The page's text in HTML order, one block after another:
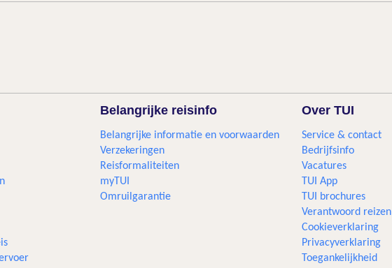
Belangrijke reisinfo
Belangrijke informatie en voorwaarden
Verzekeringen
Reisformaliteiten
myTUI
Omruilgarantie
Over TUI
Service & contact
Bedrijfsinfo
Vacatures
TUI App
TUI brochures
Verantwoord reizen
Cookieverklaring
Privacyverklaring
Toegankelijkheid